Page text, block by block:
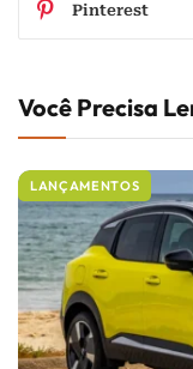
Pinterest
Você Precisa
LANÇAMENTOS